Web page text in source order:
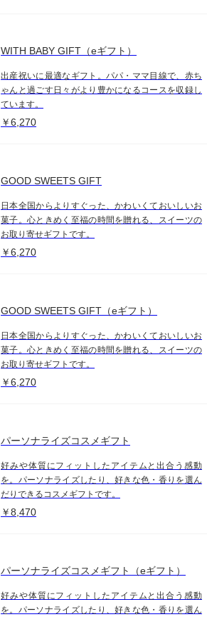
WITH BABY GIFT（eギフト）
出産祝いに最適なギフト。パパ・ママ目線で、赤ち
ゃんと過ごす日々がより豊かになるコースを収録し
ています。
￥6,270
GOOD SWEETS GIFT
日本全国からよりすぐった、かわいくておいしいお
菓子。心ときめく至福の時間を贈れる、スイーツの
お取り寄せギフトです。
￥6,270
GOOD SWEETS GIFT（eギフト）
日本全国からよりすぐった、かわいくておいしいお
菓子。心ときめく至福の時間を贈れる、スイーツの
お取り寄せギフトです。
￥6,270
パーソナライズコスメギフト
好みや体質にフィットしたアイテムと出合う感動
を。パーソナライズしたり、好きな色・香りを選ん
だりできるコスメギフトです。
￥8,470
パーソナライズコスメギフト（eギフト）
好みや体質にフィットしたアイテムと出合う感動
を。パーソナライズしたり、好きな色・香りを選ん